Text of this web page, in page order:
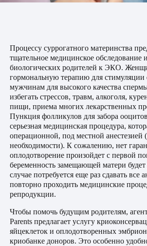
Процессу суррогатного материнства
тщательное медицинское обследование
биологических родителей к ЭКО.
гормональную терапию для стимуляции
мужчинам для высокого качества
избегать стрессов, травм, алкоголя,
пищи, приема многих лекарственных
Пункция фолликулов для забора
серьезная медицинская процедура,
операционной, под местной анестезией
необходимости). К сожалению, нет
оплодотворение произойдет с первой
беременность замещающей матери
случае потребуется еще раз сдавать все
повторно проходить медицинские
репродукции.
Чтобы помочь будущим родителям,
Parents предлагает услугу
яйцеклеток и оплодотворенных
криобанке доноров. Это особенно